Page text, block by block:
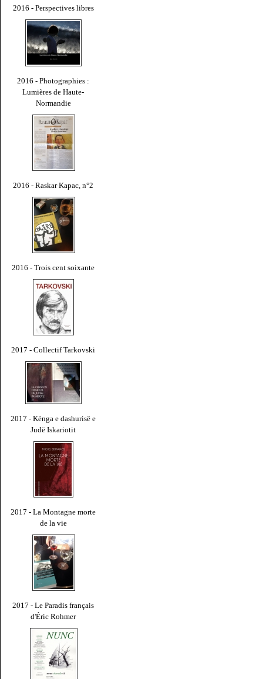
2016 - Perspectives libres
2016 - Photographies :
Lumières de Haute-
Normandie
2016 - Raskar Kapac, n°2
2016 - Trois cent soixante
2017 - Collectif Tarkovski
2017 - Kënga e dashurisë e
Judë Iskariotit
2017 - La Montagne morte
de la vie
2017 - Le Paradis français
d'Éric Rohmer